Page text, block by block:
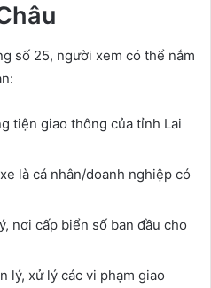
số 25, người xem có thể nắm
tiện giao thông của tỉnh Lai
là cá nhân/doanh nghiệp có
nơi cấp biển số ban đầu cho
lý, xử lý các vi phạm giao